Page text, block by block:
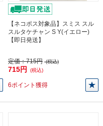
【ネコポス対象品】スミス スル
スルタケチャン S Y(イエロー)
【即日発送】
定価：715円 (税込)
715円 (税込)
6ポイント獲得